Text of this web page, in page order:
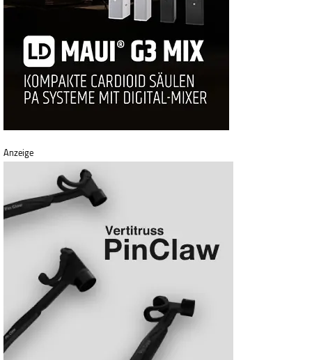
Anzeige